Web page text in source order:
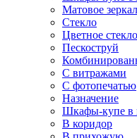
Матовое
Стекло
Цветное стекло
Пескоструй
С витражами
С фотопечатью
Назначение
Шкафы-купе в
В коридор